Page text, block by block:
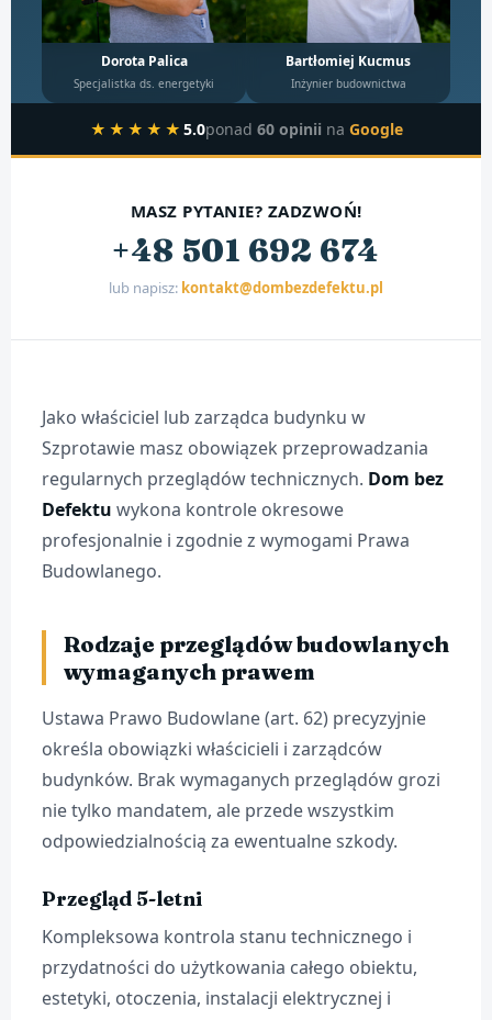
Dorota Palica
Specjalistka ds. energetyki
Bartłomiej Kucmus
Inżynier budownictwa
★★★★★ 5.0ponad 60 opinii na Google
MASZ PYTANIE? ZADZWOŃ!
+48 501 692 674
lub napisz: kontakt@dombezdefektu.pl
Jako właściciel lub zarządca budynku w
Szprotawie masz obowiązek przeprowadzania
regularnych przeglądów technicznych. Dom bez
Defektu wykona kontrole okresowe
profesjonalnie i zgodnie z wymogami Prawa
Budowlanego.
Rodzaje przeglądów budowlanych
wymaganych prawem
Ustawa Prawo Budowlane (art. 62) precyzyjnie
określa obowiązki właścicieli i zarządców
budynków. Brak wymaganych przeglądów grozi
nie tylko mandatem, ale przede wszystkim
odpowiedzialnością za ewentualne szkody.
Przegląd 5-letni
Kompleksowa kontrola stanu technicznego i
przydatności do użytkowania całego obiektu,
estetyki, otoczenia, instalacji elektrycznej i